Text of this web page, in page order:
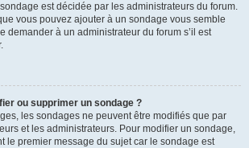
sondage est décidée par les administrateurs du forum.
vous pouvez ajouter à un sondage vous semble
demander à un administrateur du forum s’il est
ou supprimer un sondage ?
les sondages ne peuvent être modifiés que par
et les administrateurs. Pour modifier un sondage,
le premier message du sujet car le sondage est